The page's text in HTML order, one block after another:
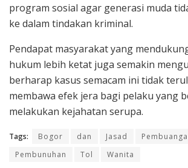
program sosial agar generasi muda
ke dalam tindakan kriminal.
Pendapat masyarakat yang
hukum lebih ketat juga semakin
berharap kasus semacam ini tidak
membawa efek jera bagi pelaku yang
melakukan kejahatan serupa.
Tags: Bogor dan Jasad
Pembunuhan
Tol Wanita